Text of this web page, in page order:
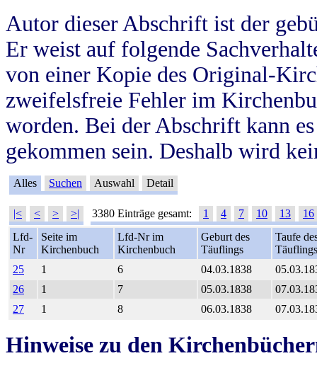
Autor dieser Abschrift ist der
Er weist auf folgende
von einer Kopie des Original-
zweifelsfreie Fehler im
worden. Bei der Abschrift kann
gekommen sein. Deshalb wird
Alles Suchen Auswahl Detail
|< < > >| 3380 Einträge gesamt: 1 4 7 10 13
16
Lfd-
Nr
Seite im
Kirchenbuch
Lfd-Nr im
Kirchenbuch
Geburt des
Täuflings
Taufe
Täuflings
25
1 6 04.03.1838
26
1 7 05.03.1838
27
1 8 06.03.1838
Hinweise zu den